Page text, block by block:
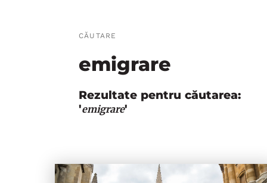
CĂUTARE
emigrare
Rezultate pentru căutarea:
'emigrare'